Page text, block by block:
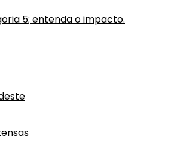
5; entenda o impacto.